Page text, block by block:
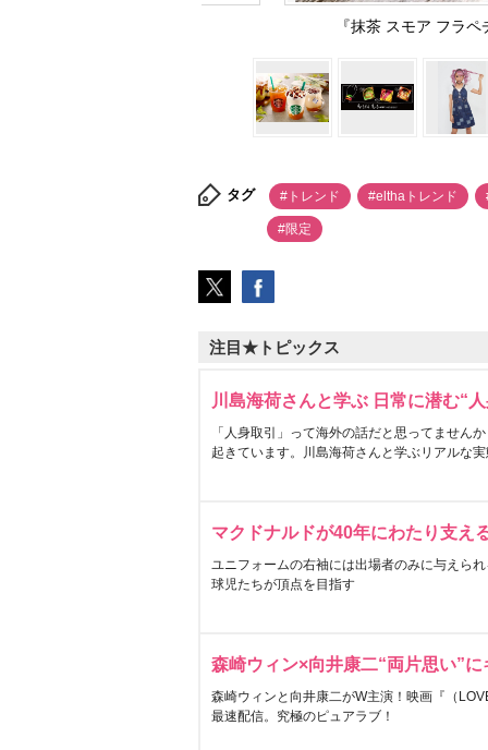
『抹茶 スモア フラ
タグ #トレンド #elthaトレンド
#限定
注目★トピックス
川島海荷さんと学ぶ 日常に潜む“
「人身取引」って海外の話だと思ってません
起きています。川島海荷さんと学ぶリアルな
マクドナルドが40年にわたり支え
ユニフォームの右袖には出場者のみに与えら
球児たちが頂点を目指す
森崎ウィン×向井康二“両片思い”
森崎ウィンと向井康二がW主演！映画『（
最速配信。究極のピュアラブ！